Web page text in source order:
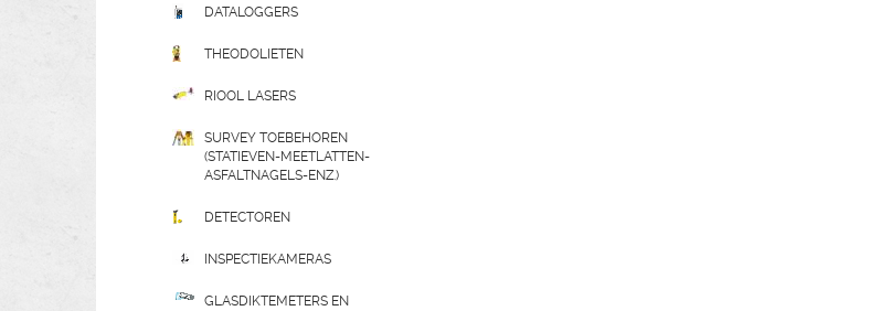
DATALOGGERS
THEODOLIETEN
RIOOL LASERS
SURVEY TOEBEHOREN
(STATIEVEN-MEETLATTEN-
ASFALTNAGELS-ENZ.)
DETECTOREN
INSPECTIEKAMERAS
GLASDIKTEMETERS EN